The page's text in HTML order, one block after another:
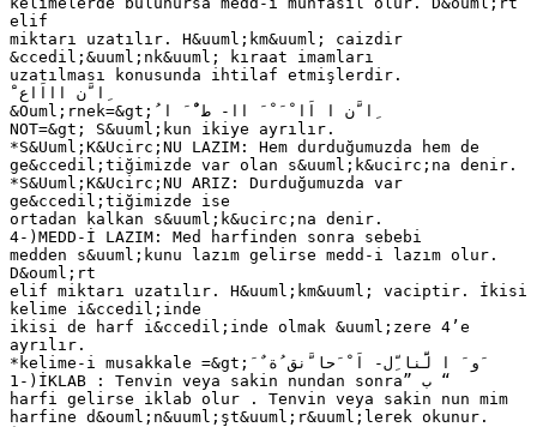
elif
miktarı uzatılır. H&uuml;km&uuml; caizdir
&ccedil;&uuml;nk&uuml; kıraat imamları
uzatılması konusunda ihtilaf etmişlerdir.
َ ْ‫ِا َّن اااَاع‬
&Ouml;rnek=&gt; ُ‫ ِا َّن ا اَا ْ َ ْ َ اا‬- ‫ط ٌْ َ ا‬
NOT=&gt; S&uuml;kun ikiye ayrılır.
*S&Uuml;K&Ucirc;NU LAZIM: Hem durduğumuzda hem de
ge&ccedil;tiğimizde var olan s&uuml;k&ucirc;na denir.
*S&Uuml;K&Ucirc;NU ARIZ: Durduğumuzda var
ge&ccedil;tiğimizde ise
ortadan kalkan s&uuml;k&ucirc;na denir.
4-)MEDD-İ LAZIM: Med harfinden sonra sebebi
medden s&uuml;kunu lazım gelirse medd-i lazım olur.
D&ouml;rt
elif miktarı uzatılır. H&uuml;km&uuml; vaciptir. İkisi
kelime i&ccedil;inde
ikisi de harf i&ccedil;inde olmak &uuml;zere 4’e
ayrılır.
*kelime-i musakkale =&gt; َ ٌ‫ َو َ ا لَّنا ِّل‬- ‫اَ ْ َحا َّنق ُة‬
1-)İKLAB : Tenvin veya sakin nundan sonra” ‫“ ب‬
harfi gelirse iklab olur . Tenvin veya sakin nun mim
harfine d&ouml;n&uuml;şt&uuml;r&uuml;lerek okunur.